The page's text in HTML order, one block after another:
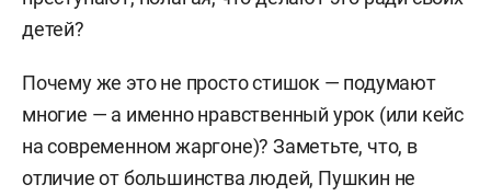
детей?
Почему же это не просто стишок — подумают
многие — а именно нравственный урок (или кейс
на современном жаргоне)? Заметьте, что, в
отличие от большинства людей, Пушкин не